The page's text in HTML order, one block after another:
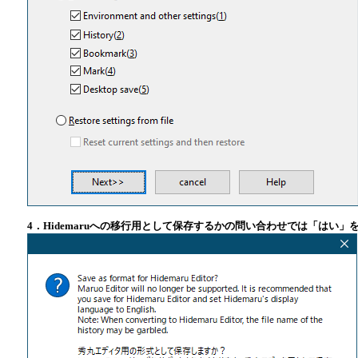
4．Hidemaruへの移行用として保存するかの問い合わせでは「はい」を